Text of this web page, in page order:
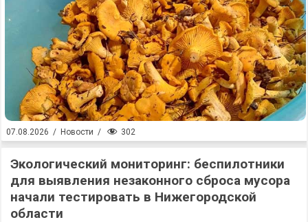
07.08.2026 / Новости / 302
Экологический мониторинг: беспилотники
для выявления незаконного сброса мусора
начали тестировать в Нижегородской
области